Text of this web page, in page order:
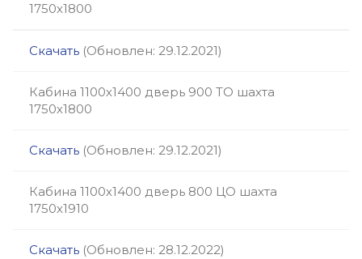
1750х1800
Скачать (Обновлен: 29.12.2021)
Кабина 1100х1400 дверь 900 ТО шахта
1750х1800
Скачать (Обновлен: 29.12.2021)
Кабина 1100х1400 дверь 800 ЦО шахта
1750х1910
Скачать (Обновлен: 28.12.2022)